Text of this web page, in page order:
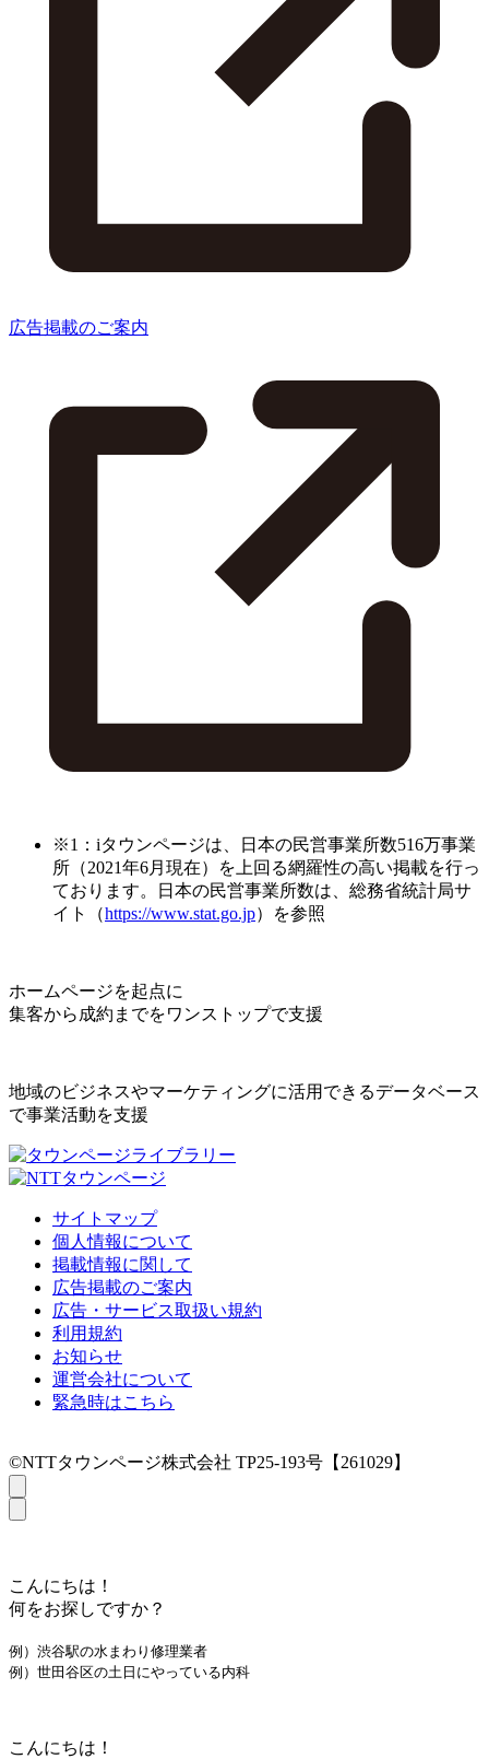
広告掲載のご案内
※1：iタウンページは、日本の民営事業所数516万事業
所（2021年6月現在）を上回る網羅性の高い掲載を行っ
ております。日本の民営事業所数は、総務省統計局サ
イト（https://www.stat.go.jp）を参照
ホームページを起点に
集客から成約までをワンストップで支援
地域のビジネスやマーケティングに活用できるデータベース
で事業活動を支援
サイトマップ
個人情報について
掲載情報に関して
広告掲載のご案内
広告・サービス取扱い規約
利用規約
お知らせ
運営会社について
緊急時はこちら
©NTTタウンページ株式会社 TP25-193号【261029】
こんにちは！
何をお探しですか？
例）渋谷駅の水まわり修理業者
例）世田谷区の土日にやっている内科
こんにちは！